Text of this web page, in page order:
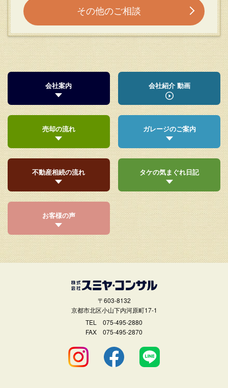
その他のご相談
会社案内 会社紹介 動画
売却の流れ ガレージのご案内
不動産相続の流れ タケの気まぐれ日記
お客様の声
〒603-8132
京都市北区小山下内河原町17-1
TEL 075-495-2880
FAX 075-495-2870